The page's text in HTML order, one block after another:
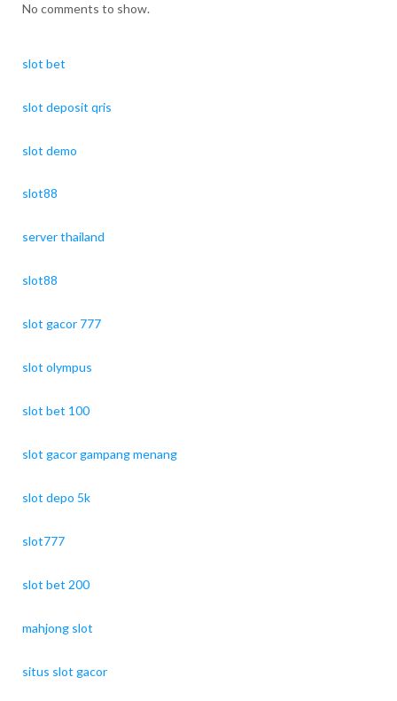
No comments to show.
slot bet
slot deposit qris
slot demo
slot88
server thailand
slot88
slot gacor 777
slot olympus
slot bet 100
slot gacor gampang menang
slot depo 5k
slot777
slot bet 200
mahjong slot
situs slot gacor